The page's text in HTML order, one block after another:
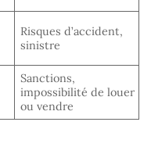
Risques d’accident,
sinistre
Sanctions,
impossibilité de louer
ou vendre